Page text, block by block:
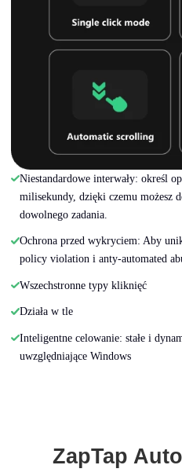
Niestandardowe interwały: określ
milisekundy, dzięki czemu możesz
dowolnego zadania.
Ochrona przed wykryciem: Aby
policy violation i anty-automated
Wszechstronne typy kliknięć
Działa w tle
Inteligentne celowanie: stałe i
uwzględniające Windows
ZapTap